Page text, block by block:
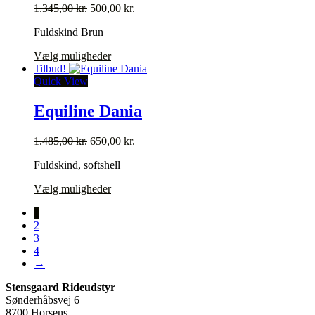
vælges
1.345,00kr. Den
pris
1.345,00 kr..
500,00 kr.
Fuldskind Brun
Vælg mulighederDette
vare
varianter.
Mulighederne
vælges
varesiden
Tilbud!
Quick View
Equiline Dania
1.485,00kr. Den
pris
1.485,00 kr..
650,00 kr.
Fuldskind, softshell
Vælg mulighederDette
på
2
3
4
→
Stensgaard Rideudstyr
Sønderhåbsvej 6
8700 Horsens